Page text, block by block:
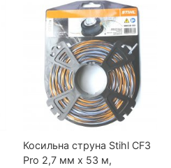
Косильна струна Stihl CF3
Pro 2,7 мм х 53 м,